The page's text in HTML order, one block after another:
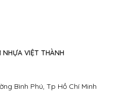
Bình Phú, Tp Hồ Chí Minh
VIỆT THÀNH